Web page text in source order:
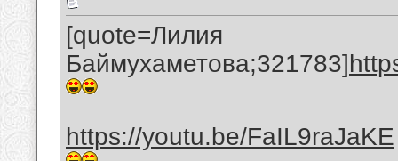
[quote=Лилия
Баймухаметова;321783]
https://youtu.be/FaIL9raJaKE